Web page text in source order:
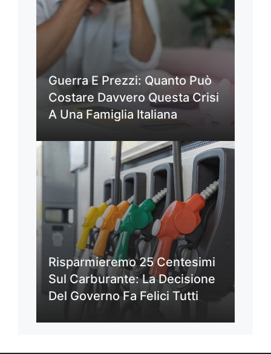
Guerra E Prezzi: Quanto Può
Costare Davvero Questa Crisi
A Una Famiglia Italiana
Risparmieremo 25 Centesimi
Sul Carburante: La Decisione
Del Governo Fa Felici Tutti